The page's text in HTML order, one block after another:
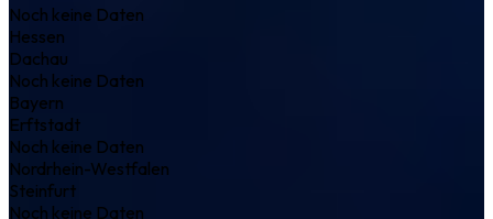
Noch keine Daten
Hessen
Dachau
Noch keine Daten
Bayern
Erftstadt
Noch keine Daten
Nordrhein-Westfalen
Steinfurt
Noch keine Daten